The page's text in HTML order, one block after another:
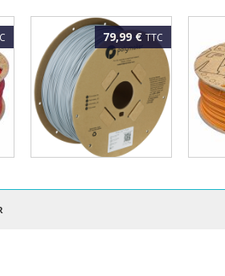
79,99 €TTC
POLYLITE 1.75MM